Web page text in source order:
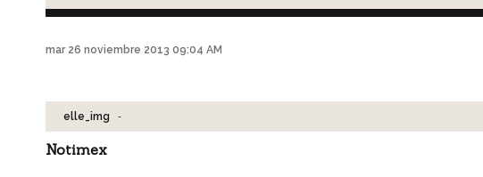
mar 26 noviembre 2013 09:04 AM
elle_img -
Notimex